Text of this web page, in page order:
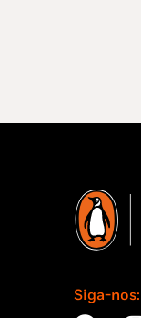
Siga-nos: